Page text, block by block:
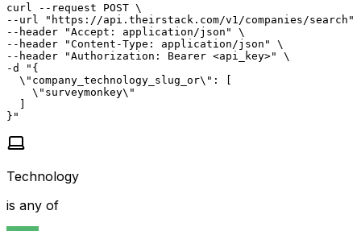
curl --request POST \
--url "https://api.theirstack.com/v1/companies/search"
--header "Accept: application/json" \
--header "Content-Type: application/json" \
--header "Authorization: Bearer <api_key>" \
-d "{
  \"company_technology_slug_or\": [
    \"surveymonkey\"
  ]
}"
Technology
is any of